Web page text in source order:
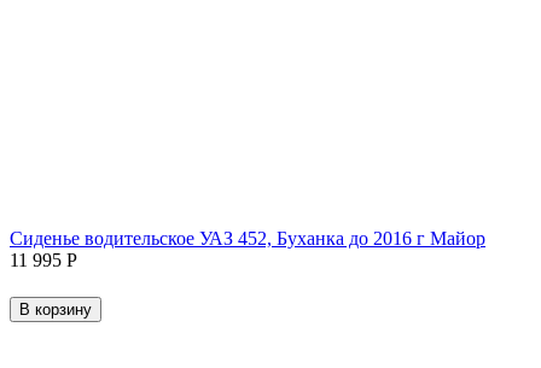
Сиденье водительское УАЗ 452, Буханка до 2016 г Майор
11 995 Р
В корзину